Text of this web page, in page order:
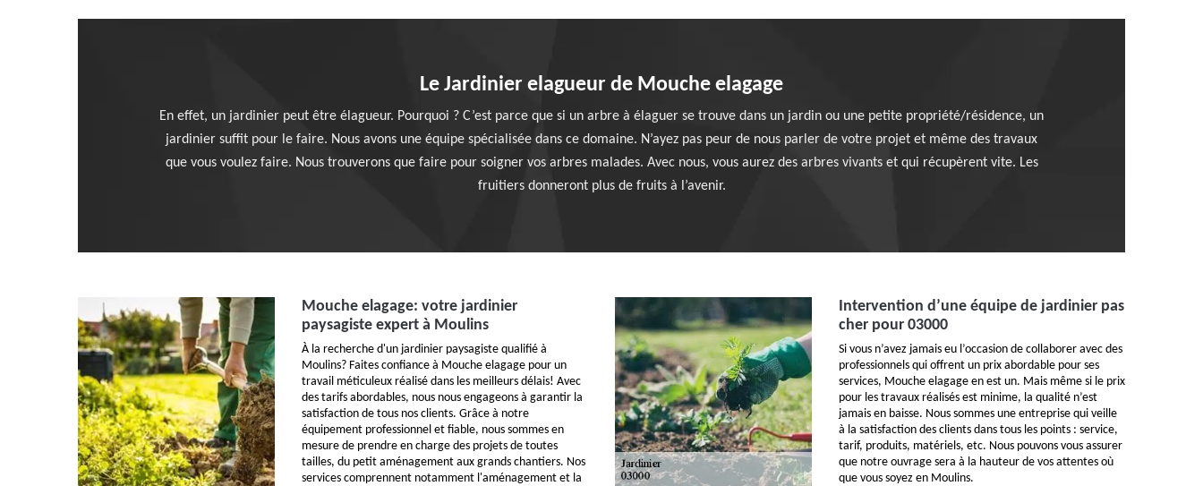
Le Jardinier elagueur de Mouche elagage
En effet, un jardinier peut être élagueur. Pourquoi ? C’est parce que si un arbre à élaguer se trouve dans un jardin ou une petite propriété/résidence, un
jardinier suffit pour le faire. Nous avons une équipe spécialisée dans ce domaine. N’ayez pas peur de nous parler de votre projet et même des travaux
que vous voulez faire. Nous trouverons que faire pour soigner vos arbres malades. Avec nous, vous aurez des arbres vivants et qui récupèrent vite. Les
fruitiers donneront plus de fruits à l’avenir.
Mouche elagage: votre jardinier
paysagiste expert à Moulins
À la recherche d'un jardinier paysagiste qualifié à
Moulins? Faites confiance à Mouche elagage pour un
travail méticuleux réalisé dans les meilleurs délais! Avec
des tarifs abordables, nous nous engageons à garantir la
satisfaction de tous nos clients. Grâce à notre
équipement professionnel et fiable, nous sommes en
mesure de prendre en charge des projets de toutes
tailles, du petit aménagement aux grands chantiers. Nos
services comprennent notamment l'aménagement et la
Intervention d’une équipe de jardinier pas
cher pour 03000
Si vous n’avez jamais eu l’occasion de collaborer avec des
professionnels qui offrent un prix abordable pour ses
services, Mouche elagage en est un. Mais même si le prix
pour les travaux réalisés est minime, la qualité n’est
jamais en baisse. Nous sommes une entreprise qui veille
à la satisfaction des clients dans tous les points : service,
tarif, produits, matériels, etc. Nous pouvons vous assurer
que notre ouvrage sera à la hauteur de vos attentes où
que vous soyez en Moulins.